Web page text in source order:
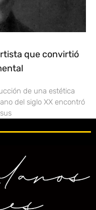
que convirtió
de una estética
del siglo XX encontró